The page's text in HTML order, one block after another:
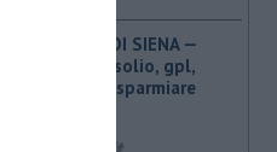
PROVINCIA DI SIENA — ​
Benzina, gasolio, gpl,
ecco dove risparmiare